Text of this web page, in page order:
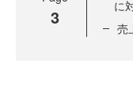
3
に
売